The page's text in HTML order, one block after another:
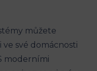
můžete
své domácnosti
moderními